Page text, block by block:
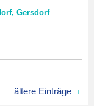
, Gersdorf
ältere Einträge